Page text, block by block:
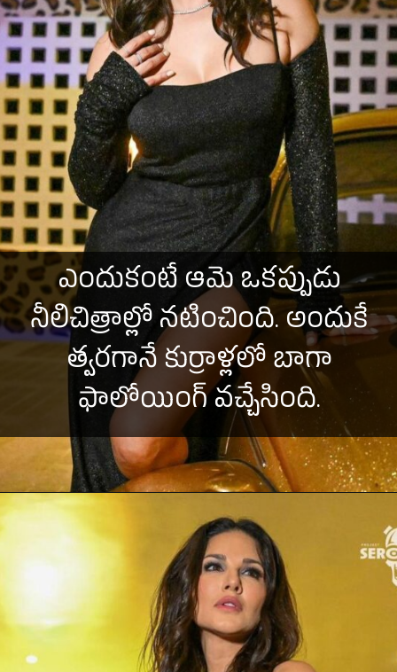
ఎందుకంటే ఆమె ఒకప్పుడు
నీలిచిత్రాల్లో నటించింది. అందుకే
త్వరగానే కుర్రాళ్లలో బాగా
ఫాలోయింగ్ వచ్చేసింది.